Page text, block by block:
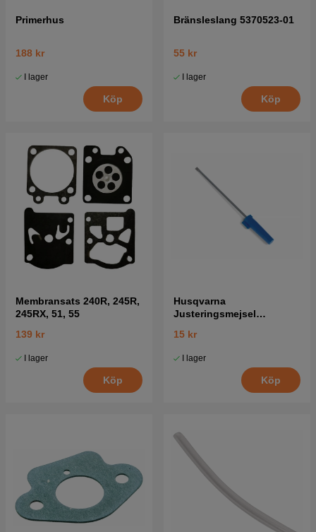
Primerhus
188 kr
I lager
Köp
Bränsleslang 5370523-01
55 kr
I lager
Köp
Membransats 240R, 245R,
245RX, 51, 55
139 kr
I lager
Köp
Husqvarna
Justeringsmejsel
15 kr
I lager
Köp